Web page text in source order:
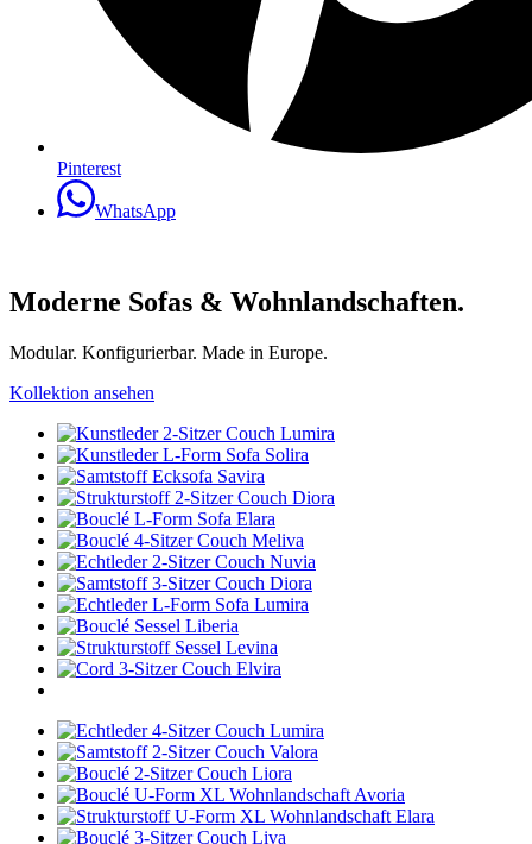
Pinterest
WhatsApp
Moderne Sofas & Wohnlandschaften.
Modular. Konfigurierbar. Made in Europe.
Kollektion ansehen